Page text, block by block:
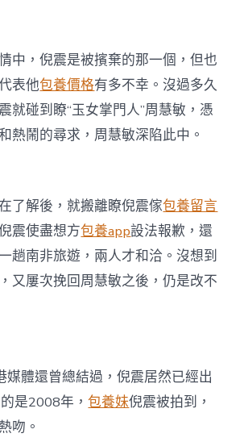
中，倪震是被擯棄的那一個，但也
表他包養價格有多不幸。沒過多久
就碰到瞭“玉女掌門人”周慧敏，憑
熱鬧的尋求，周慧敏深陷此中。
了解後，就搬離瞭倪震傢包養留言
震使盡想方包養app設法報歉，還
趟南非旅遊，兩人才和洽。沒想到
又屢次挽回周慧敏之後，仍是改不
媒體還曾總結過，倪震居然已經出
是2008年，包養妹倪震被拍到，
吻。